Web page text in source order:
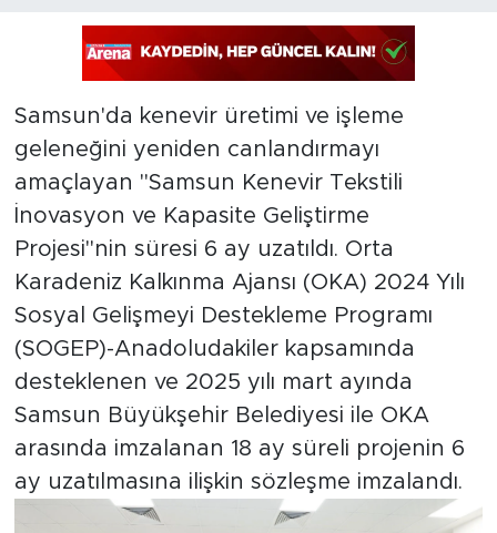
Samsun'da kenevir üretimi ve işleme
geleneğini yeniden canlandırmayı
amaçlayan "Samsun Kenevir Tekstili
İnovasyon ve Kapasite Geliştirme
Projesi"nin süresi 6 ay uzatıldı. Orta
Karadeniz Kalkınma Ajansı (OKA) 2024 Yılı
Sosyal Gelişmeyi Destekleme Programı
(SOGEP)-Anadoludakiler kapsamında
desteklenen ve 2025 yılı mart ayında
Samsun Büyükşehir Belediyesi ile OKA
arasında imzalanan 18 ay süreli projenin 6
ay uzatılmasına ilişkin sözleşme imzalandı.